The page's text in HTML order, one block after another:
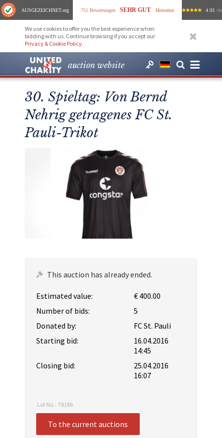
AUSGEZEICHNET.org 751 Bewertungen SEHR GUT Hinweise 4.93 /
We use cookies to offer you the best experience when
bidding with us. Continue browsing if you accept our
Privacy & Cookie Policy.
auction website
30. Spieltag: Von Bernd
Nehrig getragenes FC St.
Pauli-Trikot
This auction has already ended.
Estimated value:
€ 400.00
Number of bids:
5
Donated by:
FC St. Pauli
Starting bid:
16.04.2016
14:45
Closing bid:
25.04.2016
16:07
Lot No.: 78186
To the current auctions